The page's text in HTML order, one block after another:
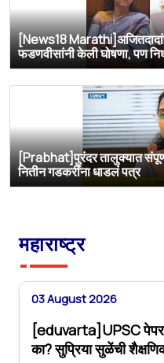
[News18
फडणवीसांनी केली घोषणा, पण
[Prabhat]पुरंदर तालुक्यात
नितीन गडकरींना धाडलं पत्र
महाराष्ट्र
03 August 2026
[eduvarta]UPSC पेपर
का? सुप्रिया सुळेंची